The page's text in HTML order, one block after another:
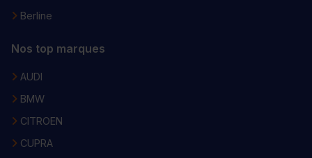
Berline
Nos top marques
AUDI
BMW
CITROEN
CUPRA